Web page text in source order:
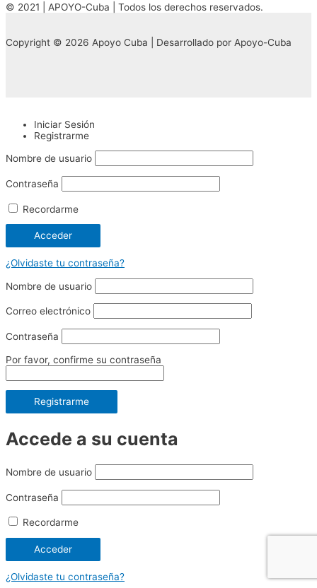
© 2021 | APOYO-Cuba | Todos los derechos reservados.
Copyright © 2026 Apoyo Cuba | Desarrollado por Apoyo-Cuba
Iniciar Sesión
Registrarme
Nombre de usuario
Contraseña
Recordarme
¿Olvidaste tu contraseña?
Nombre de usuario
Correo electrónico
Contraseña
Por favor, confirme su contraseña
Registrarme
Accede a su cuenta
Nombre de usuario
Contraseña
Recordarme
¿Olvidaste tu contraseña?